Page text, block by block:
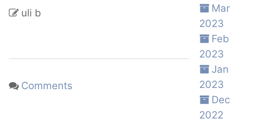
uli b
Comments
Mar
2023
Feb
2023
Jan
2023
Dec
2022